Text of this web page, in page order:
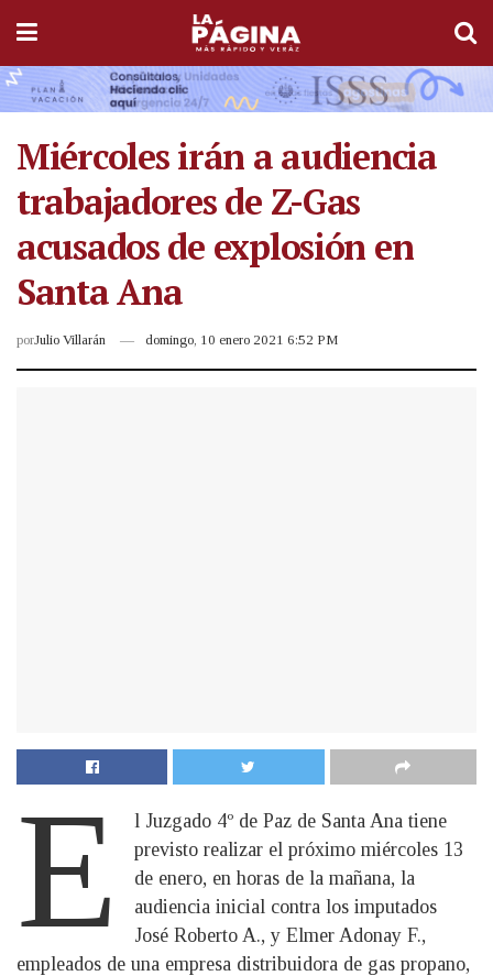
Miércoles irán a audiencia
trabajadores de Z-Gas
acusados de explosión en
Santa Ana
porJulio Villarán domingo, 10 enero 2021 6:52 PM
E
l Juzgado 4º de Paz de Santa Ana tiene
previsto realizar el próximo miércoles 13
de enero, en horas de la mañana, la
audiencia inicial contra los imputados
José Roberto A., y Elmer Adonay F.,
empleados de una empresa distribuidora de gas propano,